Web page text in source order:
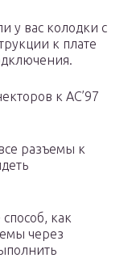
у вас колодки с
к плате
к AC’97
разъемы к
как
через